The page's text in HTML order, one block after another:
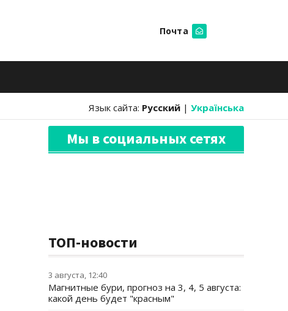
Почта
Язык сайта: Русский | Українська
Мы в социальных сетях
ТОП-новости
3 августа, 12:40
Магнитные бури, прогноз на 3, 4, 5 августа:
какой день будет "красным"